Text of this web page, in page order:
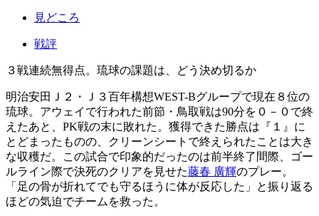
見どころ
戦評
３戦連続無得点。琉球の課題は、どう決め切るか
明治安田Ｊ２・Ｊ３百年構想WEST-Bグループで現在８位の
琉球。アウェイで行われた前節・鳥取戦は90分を０－０で終
えたあと、PK戦の末に敗れた。獲得できた勝点は『１』に
とどまったものの、クリーンシートで終えられたことは大き
な収穫だ。この試合で印象的だったのは前半終了間際、ゴー
ルライン際で決死のクリアを見せた藤春 廣輝のプレー。
「足の骨が折れてでも守るほうに体が反応した」と振り返る
ほどの気迫でチームを救った。